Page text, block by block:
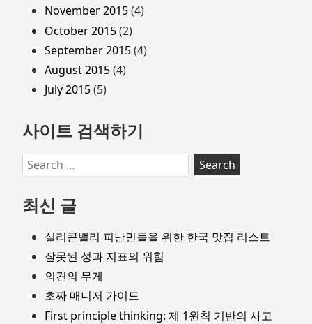
November 2015(4)
October 2015(2)
September 2015(4)
August 2015(4)
July 2015(5)
사이트 검색하기
Search
for:
최신 글
실리콘밸리 피난민들을 위한 한국 맛집 리스트
잘못된 성과 지표의 위험
의견의 무게
초짜 매니저 가이드
First principle thinking: 제 1원칙 기반의 사고